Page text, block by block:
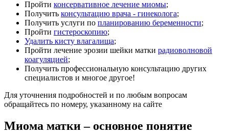
Пройти консервативное лечение миомы;
Получить консультацию врача - гинеколога;
Получить услуги по планированию беременности;
Пройти гистероскопию;
Удалить кисту влагалища;
Пройти лечение эрозии шейки матки радиоволновой
коагуляцией;
Получить профессиональную консультацию других
специалистов и многое другое!
Для уточнения подробностей и по любым вопросам
обращайтесь по номеру, указанному на сайте
Миома матки – основное понятие